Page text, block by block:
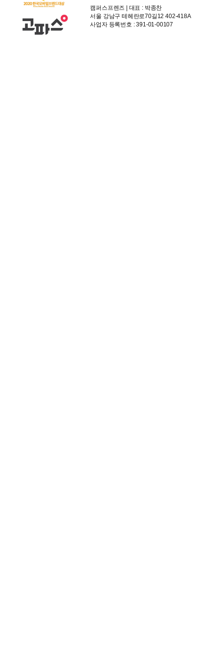
캠퍼스프렌즈 | 대표 : 박종찬
서울 강남구 테헤란로70길12 402-418A
사업자 등록번호 : 391-01-00107